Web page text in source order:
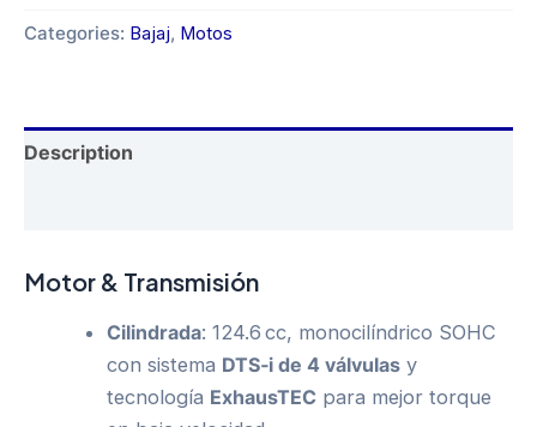
125
Categories: Bajaj, Motos
Description
Motor & Transmisión
Cilindrada: 124.6 cc, monocilíndrico SOHC
con sistema DTS‑i de 4 válvulas y
tecnología ExhausTEC para mejor torque